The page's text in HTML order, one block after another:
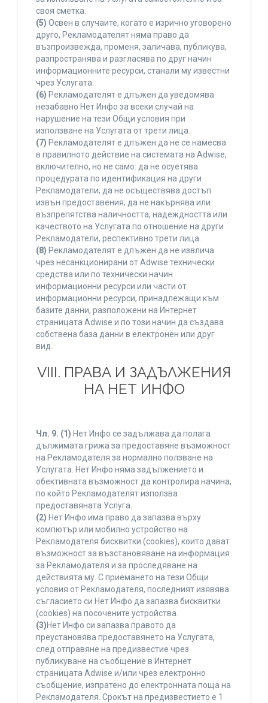
своя сметка.
(5) Освен в случаите, когато е изрично уговорено
друго, Рекламодателят няма право да
възпроизвежда, променя, заличава, публикува,
разпространява и разгласява по друг начин
информационните ресурси, станали му известни
чрез Услугата.
(6) Рекламодателят е длъжен да уведомява
незабавно Нет Инфо за всеки случай на
нарушение на тези Общи условия при
използване на Услугата от трети лица.
(7) Рекламодателят е длъжен да не се намесва
в правилното действие на системата на Adwise,
включително, но не само: да не осуетява
процедурата по идентификация на други
Рекламодатели; да не осъществява достъп
извън предоставения; да не накърнява или
възпрепятства наличността, надеждността или
качеството на Услугата по отношение на други
Рекламодатели, респективно трети лица.
(8) Рекламодателят е длъжен да не извлича
чрез несанкционирани от Adwise технически
средства или по технически начин
информационни ресурси или части от
информационни ресурси, принадлежащи към
базите данни, разположени на Интернет
страницата Adwise и по този начин да създава
собствена база данни в електронен или друг
вид.
VIII. ПРАВА И ЗАДЪЛЖЕНИЯ
НА НЕТ ИНФО
Чл. 9. (1) Нет Инфо се задължава да полага
дължимата грижа за предоставяне възможност
на Рекламодателя за нормално ползване на
Услугата. Нет Инфо няма задължението и
обективната възможност да контролира начина,
по който Рекламодателят използва
предоставяната Услуга.
(2) Нет Инфо има право да запазва върху
компютър или мобилно устройство на
Рекламодателя бисквитки (cookies), които дават
възможност за възстановяване на информация
за Рекламодателя и за проследяване на
действията му. С приемането на тези Общи
условия от Рекламодателя, последният изявява
съгласието си Нет Инфо да запазва бисквитки
(cookies) на посочените устройства.
(3)Нет Инфо си запазва правото да
преустановява предоставянето на Услугата,
след отправяне на предизвестие чрез
публикуване на съобщение в Интернет
страницата Adwise и/или чрез електронно
съобщение, изпратено до електронната поща на
Рекламодателя. Срокът на предизвестието е 1